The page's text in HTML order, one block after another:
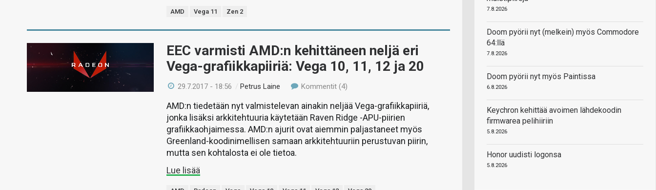
AMD Vega 11 Zen 2
EEC varmisti AMD:n kehittäneen neljä eri
Vega-grafiikkapiiriä: Vega 10, 11, 12 ja 20
29.7.2017 - 18:56 /Petrus Laine Kommentit (4)
AMD:n tiedetään nyt valmistelevan ainakin neljää Vega-grafiikkapiiriä,
jonka lisäksi arkkitehtuuria käytetään Raven Ridge -APU-piirien
grafiikkaohjaimessa. AMD:n ajurit ovat aiemmin paljastaneet myös
Greenland-koodinimellisen samaan arkkitehtuuriin perustuvan piirin,
mutta sen kohtalosta ei ole tietoa.
Lue lisää
7.8.2026
Doom pyörii nyt (melkein) myös Commodore
64:llä
7.8.2026
Doom pyörii nyt myös Paintissa
6.8.2026
Keychron kehittää avoimen lähdekoodin
firmwarea pelihiiriin
5.8.2026
Honor uudisti logonsa
5.8.2026